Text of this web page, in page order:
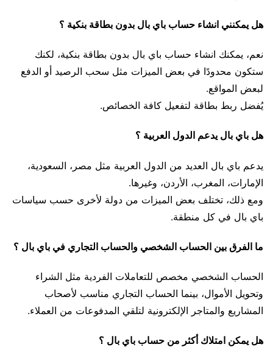
هل يمكنني انشاء حساب باي بال بدون بطاقة بنكية ؟
نعم، يمكنك انشاء حساب باي بال بدون بطاقة بنكية، لكنك
ستكون محدودًا في بعض الميزات مثل سحب الرصيد أو الدفع
لبعض المواقع.
يُفضل ربط بطاقة لتفعيل كافة الخصائص.
هل باي بال يدعم الدول العربية ؟
يدعم باي بال العديد من الدول العربية مثل مصر، السعودية،
الإمارات، المغرب، الأردن، وغيرها.
ومع ذلك، تختلف بعض الميزات من دولة لأخرى حسب سياسات
باي بال في كل منطقة.
ما الفرق بين الحساب الشخصي والحساب التجاري في باي بال ؟
الحساب الشخصي مخصص للتعاملات الفردية مثل الشراء
وتحويل الأموال، بينما الحساب التجاري مناسب لأصحاب
المشاريع والمتاجر الإلكترونية لتلقي المدفوعات من العملاء.
هل يمكن امتلاك أكثر من حساب باي بال ؟